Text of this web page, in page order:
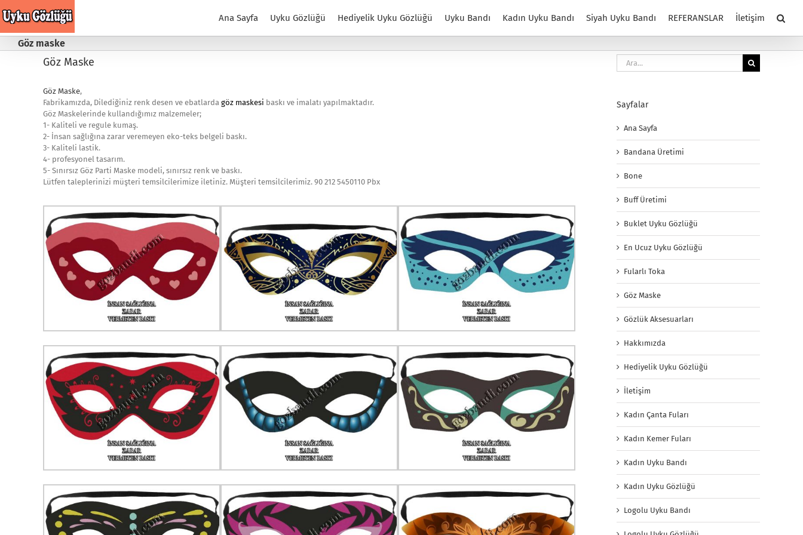
to
Ana Sayfa Uyku Gözlüğü Hediyelik Uyku Gözlüğü Uyku Bandı Kadın Uyku Bandı Siyah Uyku Bandı REFERANSLAR İletişim
Göz maske
Göz Maske
Göz Maske,
Fabrikamızda, Dilediğiniz renk desen ve ebatlarda göz maskesi baskı ve imalatı yapılmaktadır.
Göz Maskelerinde kullandığımız malzemeler;
1- Kaliteli ve regule kumaş.
2- İnsan sağlığına zarar veremeyen eko-teks belgeli baskı.
3- Kaliteli lastik.
4- profesyonel tasarım.
5- Sınırsız Göz Parti Maske modeli, sınırsız renk ve baskı.
Lütfen taleplerinizi müşteri temsilcilerimize iletiniz. Müşteri temsilcilerimiz. 90 212 5450110 Pbx
Ara:
Sayfalar
Ana Sayfa
Bandana Üretimi
Bone
Buff Üretimi
Buklet Uyku Gözlüğü
En Ucuz Uyku Gözlüğü
Fularlı Toka
Göz Maske
Gözlük Aksesuarları
Hakkımızda
Hediyelik Uyku Gözlüğü
İletişim
Kadın Çanta Fuları
Kadın Kemer Fuları
Kadın Uyku Bandı
Kadın Uyku Gözlüğü
Logolu Uyku Bandı